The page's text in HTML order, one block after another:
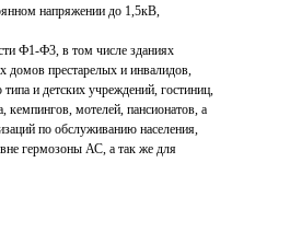
напряжении до 1,5кВ,
Ф1-Ф3, в том числе зданиях
домов престарелых и инвалидов,
и детских учреждений, гостиниц,
мотелей, пансионатов, а
по обслуживанию населения,
гермозоны АС, а так же для